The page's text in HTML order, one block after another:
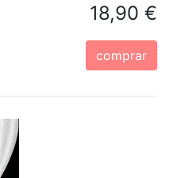
18,90 €
comprar